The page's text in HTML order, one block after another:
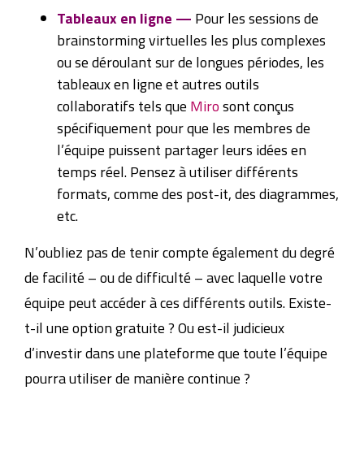
Tableaux en ligne — Pour les sessions de
brainstorming virtuelles les plus complexes
ou se déroulant sur de longues périodes, les
tableaux en ligne et autres outils
collaboratifs tels que Mirosont conçus
spécifiquement pour que les membres de
l’équipe puissent partager leurs idées en
temps réel. Pensez à utiliser différents
formats, comme des post-it, des diagrammes,
etc.
N’oubliez pas de tenir compte également du degré
de facilité – ou de difficulté – avec laquelle votre
équipe peut accéder à ces différents outils. Existe-
t-il une option gratuite ? Ou est-il judicieux
d’investir dans une plateforme que toute l’équipe
pourra utiliser de manière continue ?